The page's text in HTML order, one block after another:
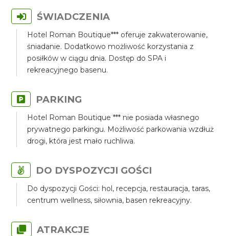
ŚWIADCZENIA
Hotel Roman Boutique*** oferuje zakwaterowanie,
śniadanie. Dodatkowo możliwość korzystania z
posiłków w ciągu dnia. Dostęp do SPA i
rekreacyjnego basenu.
PARKING
Hotel Roman Boutique *** nie posiada własnego
prywatnego parkingu. Możliwość parkowania wzdłuż
drogi, która jest mało ruchliwa.
DO DYSPOZYCJI GOŚCI
Do dyspozycji Gości: hol, recepcja, restauracja, taras,
centrum wellness, siłownia, basen rekreacyjny.
ATRAKCJE